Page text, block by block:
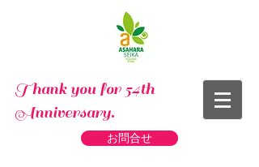
Thank you for 54th
Anniversary.
お問合せ